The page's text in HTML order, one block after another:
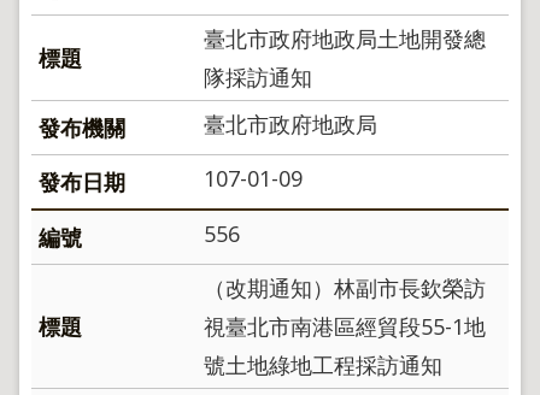
臺北市政府地政局土地開發總
隊採訪通知
臺北市政府地政局
107-01-09
556
（改期通知）林副市長欽榮訪
視臺北市南港區經貿段55-1地
號土地綠地工程採訪通知